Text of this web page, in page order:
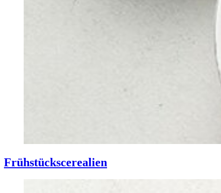
Frühstück­scerealien